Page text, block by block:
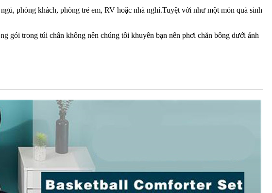
phòng khách, phòng trẻ em, RV hoặc nhà nghỉ.Tuyệt vời như một món quà sinh
gói trong túi chân không nên chúng tôi khuyên bạn nên phơi chăn bông dưới ánh